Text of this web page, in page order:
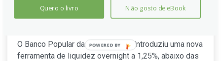
PBoC Sinaliza Força Moderada
O Banco Popular da China (PBoC) introduziu uma nova
ferramenta de liquidez overnight a 1,25%, abaixo das
Quero o livro Não gosto de eBook
POWERED
BY